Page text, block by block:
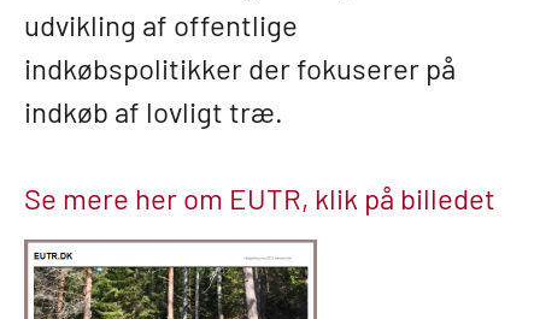
udvikling af offentlige
indkøbspolitikker der fokuserer på
indkøb af lovligt træ.
Se mere her om EUTR, klik på billedet